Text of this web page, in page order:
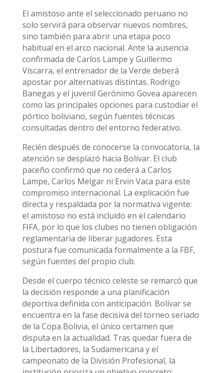
El amistoso ante el seleccionado peruano no
solo servirá para observar nuevos nombres,
sino también para abrir una etapa poco
habitual en el arco nacional. Ante la ausencia
confirmada de Carlos Lampe y Guillermo
Viscarra, el entrenador de la Verde deberá
apostar por alternativas distintas. Rodrigo
Banegas y el juvenil Gerónimo Govea aparecen
como las principales opciones para custodiar el
pórtico boliviano, según fuentes técnicas
consultadas dentro del entorno federativo.
Recién después de conocerse la convocatoria, la
atención se desplazó hacia Bolívar. El club
paceño confirmó que no cederá a Carlos
Lampe, Carlos Melgar ni Ervin Vaca para este
compromiso internacional. La explicación fue
directa y respaldada por la normativa vigente:
el amistoso no está incluido en el calendario
FIFA, por lo que los clubes no tienen obligación
reglamentaria de liberar jugadores. Esta
postura fue comunicada formalmente a la FBF,
según fuentes del propio club.
Desde el cuerpo técnico celeste se remarcó que
la decisión responde a una planificación
deportiva definida con anticipación. Bolívar se
encuentra en la fase decisiva del torneo seriado
de la Copa Bolivia, el único certamen que
disputa en la actualidad. Tras quedar fuera de
la Libertadores, la Sudamericana y el
campeonato de la División Profesional, la